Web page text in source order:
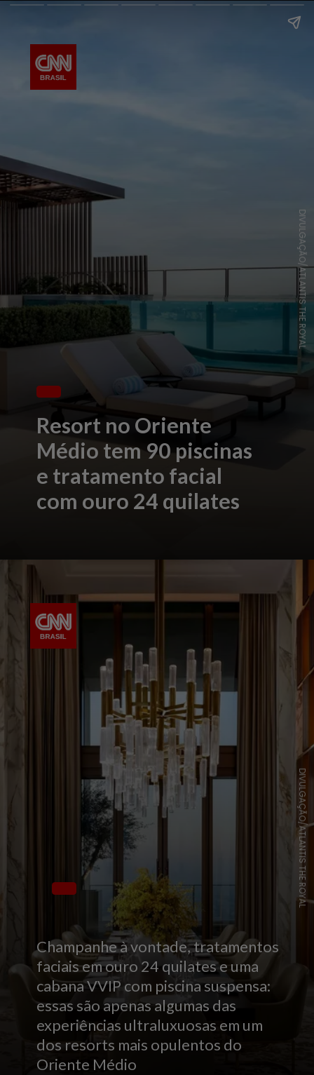
Resort no Oriente
Médio tem 90 piscinas
e tratamento facial
com ouro 24 quilates
DIVULGAÇÃO/ATLANTIS THE ROYAL
Champanhe à vontade, tratamentos
faciais em ouro 24 quilates e uma
cabana VVIP com piscina suspensa:
essas são apenas algumas das
experiências ultraluxuosas em um
dos resorts mais opulentos do
Oriente Médio
DIVULGAÇÃO/ATLANTIS THE ROYAL